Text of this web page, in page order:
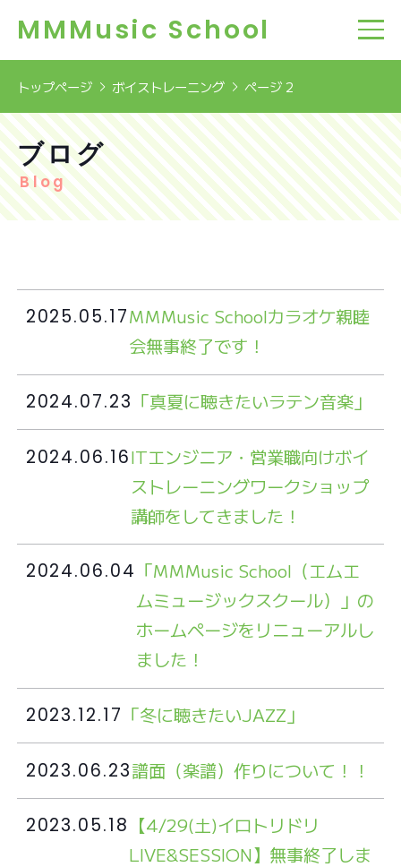
MMMusic School
トップページ ボイストレーニング ページ 2
ブログ
Blog
2025.05.17MMMusic Schoolカラオケ親睦
会無事終了です！
2024.07.23 「真夏に聴きたいラテン音楽」
2024.06.16ITエンジニア・営業職向けボイ
ストレーニングワークショップ
講師をしてきました！
2024.06.04 「MMMusic School（エムエ
ムミュージックスクール）」の
ホームページをリニューアルし
ました！
2023.12.17 「冬に聴きたいJAZZ」
2023.06.23譜面（楽譜）作りについて！！
2023.05.18 【4/29(土)イロトリドリ
LIVE&SESSION】無事終了しま